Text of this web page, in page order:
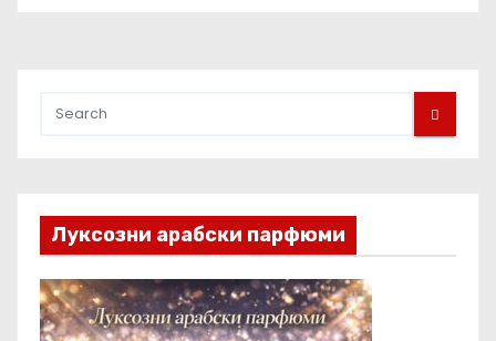
Луксозни арабски парфюми